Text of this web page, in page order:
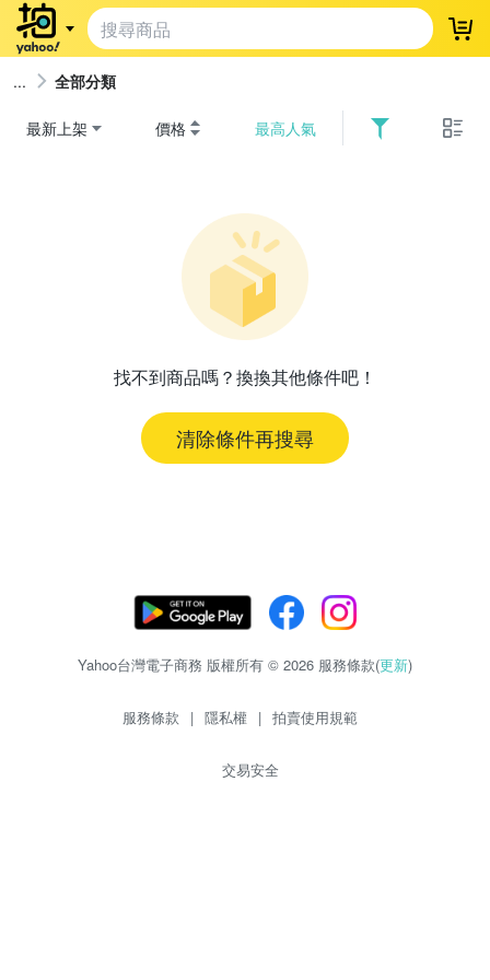
登
全部分類
最新上架 價格 最高人氣
找不到商品嗎？換換其他條件吧！
清除條件再搜尋
Yahoo台灣電子商務 版權所有 © 2026 服務條款(更新)
服務條款 | 隱私權 | 拍賣使用規範
交易安全